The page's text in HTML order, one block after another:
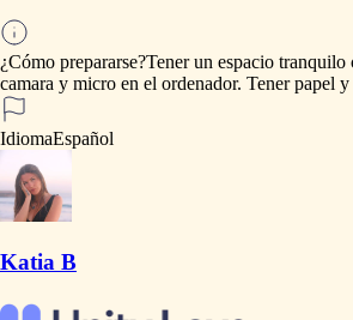
¿Cómo prepararse?Tener un espacio tranquilo
camara y micro en el ordenador. Tener papel y
IdiomaEspañol
Katia B